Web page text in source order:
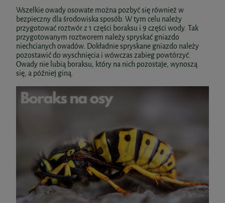
Wszelkie owady osowate można pozbyć się również w
bezpieczny dla środowiska sposób. W tym celu należy
przygotować roztwór z 1 części boraksu i 9 części wody. Tak
przygotowanym roztworem należy spryskać gniazdo
niechcianych owadów. Dokładnie spryskane gniazdo należy
pozostawić do wyschnięcia i wówczas zabieg powtórzyć.
Owady nie lubią boraksu, który na nich pozostaje, wynoszą
się, a później giną.